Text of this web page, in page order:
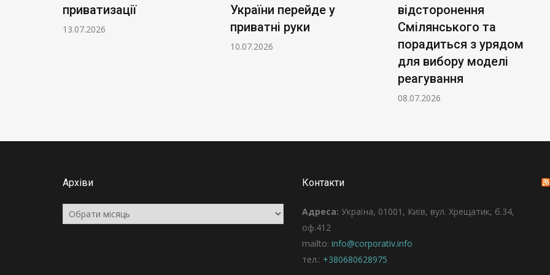
приватизації
13.07.2026
України перейде у
приватні руки
10.07.2026
відсторонення
Смілянського та
порадиться з урядом
для вибору моделі
реагування
08.07.2026
Архіви
Архіви
Контакти
Адреса: Україна, 01001, Київ, вул. Хрещатик, б.34,
оф.412
mailto: info@corporativ.info
тел.: +380680628975